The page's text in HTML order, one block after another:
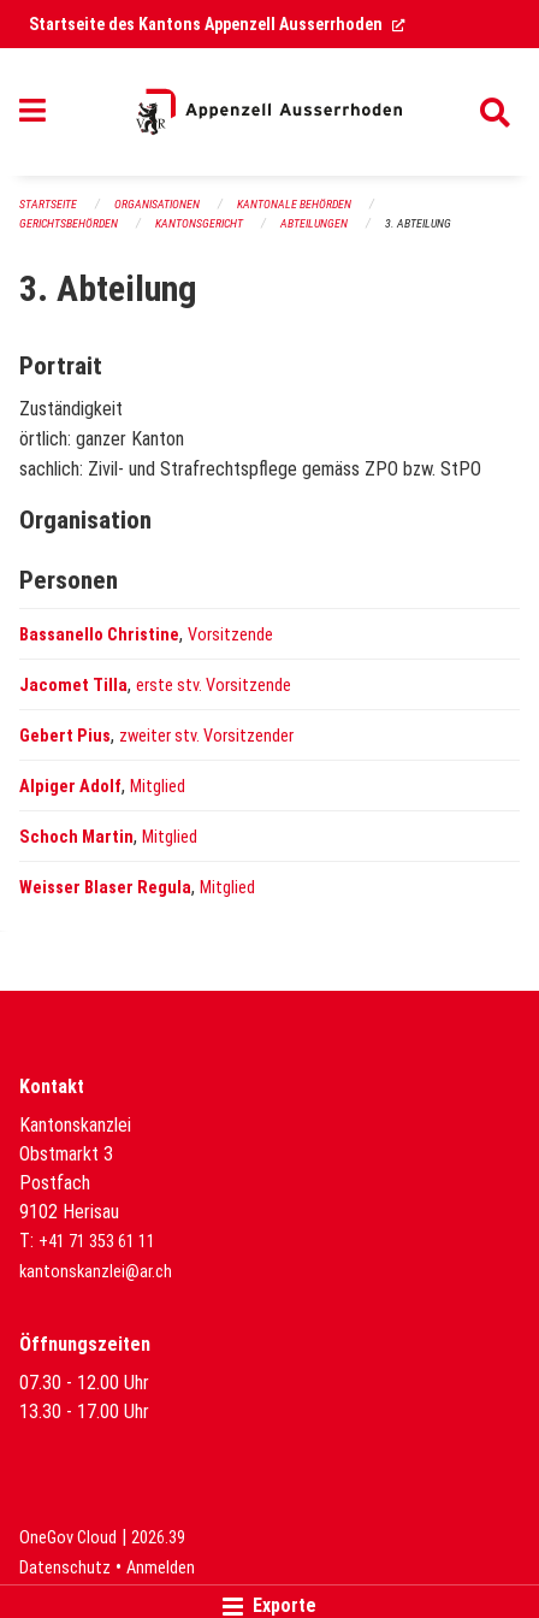
Exporte
Navigation überspringen
Startseite des Kantons Appenzell Ausserrhoden (External Link)
STARTSEITE ORGANISATIONEN
KANTONALE BEHÖRDEN
GERICHTSBEHÖRDEN
KANTONSGERICHT ABTEILUNGEN 3. ABTEILUNG
3. Abteilung
Portrait
Zuständigkeit
örtlich: ganzer Kanton
sachlich: Zivil- und Strafrechtspflege gemäss ZPO bzw. StPO
Organisation
Personen
Bassanello Christine, Vorsitzende
Jacomet Tilla, erste stv. Vorsitzende
Gebert Pius, zweiter stv. Vorsitzender
Alpiger Adolf, Mitglied
Schoch Martin, Mitglied
Weisser Blaser Regula, Mitglied
Kontakt
Kantonskanzlei
Obstmarkt 3
Postfach
9102 Herisau
T: +41 71 353 61 11
kantonskanzlei@ar.ch
Öffnungszeiten
07.30 - 12.00 Uhr
13.30 - 17.00 Uhr
OneGov Cloud (External Link)
| 2026.39
Datenschutz (External Link)
Anmelden